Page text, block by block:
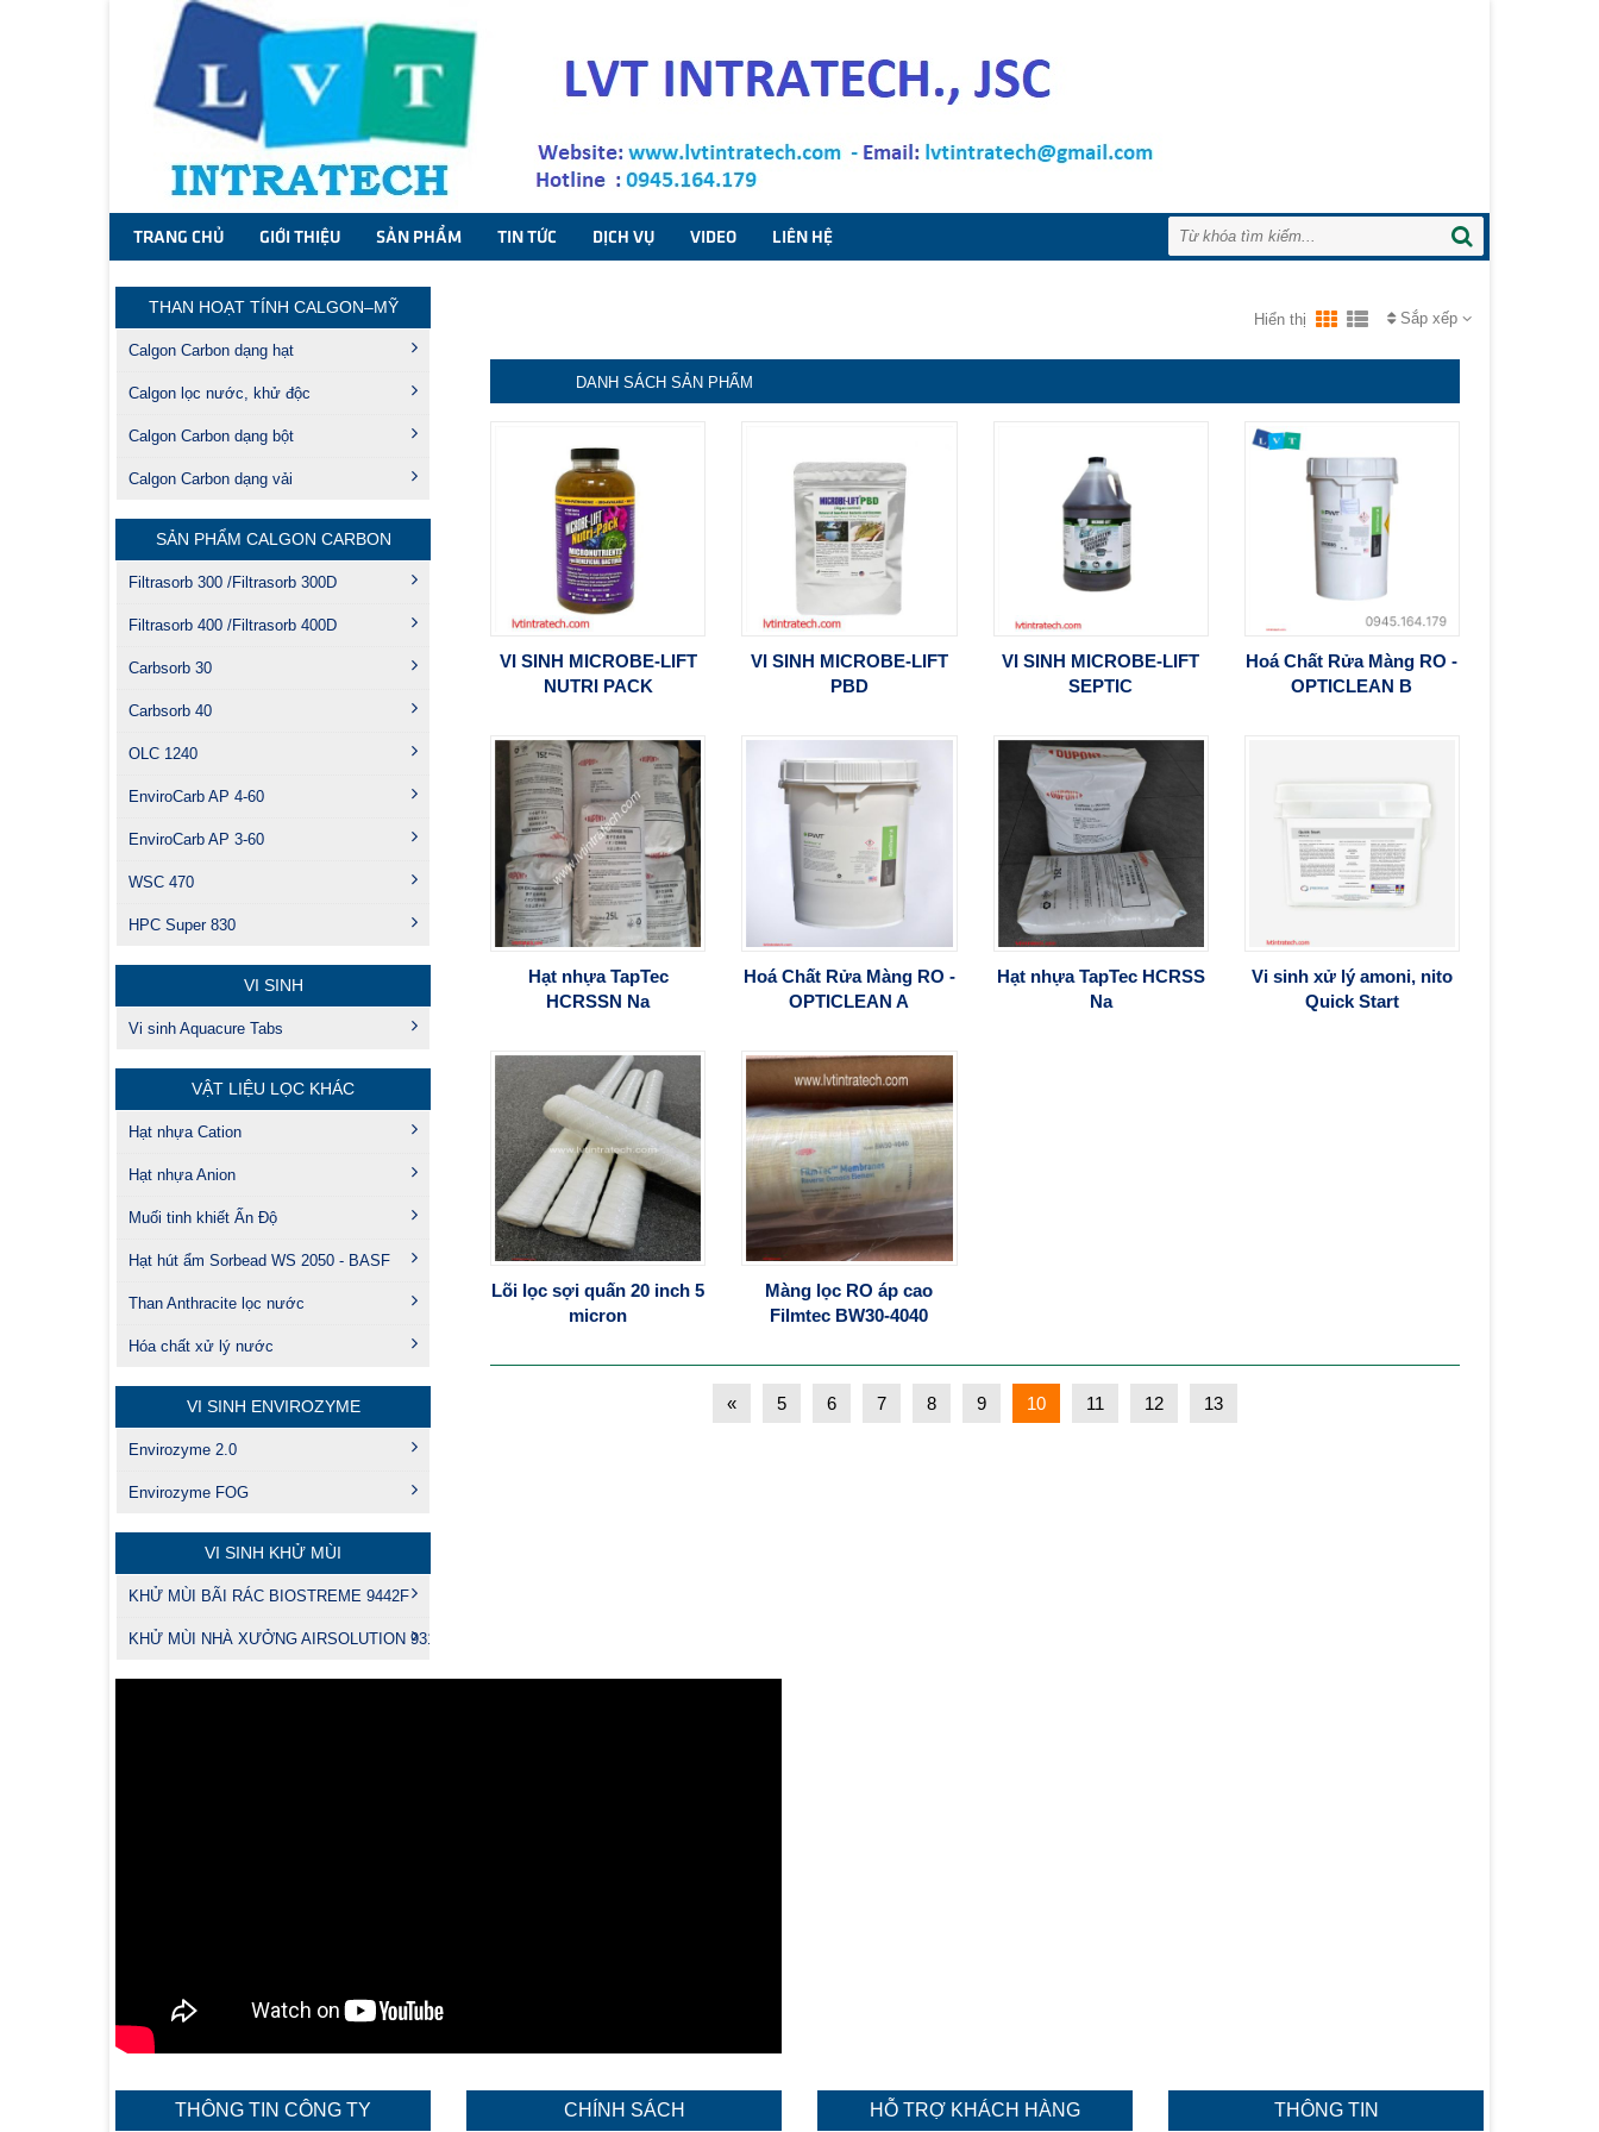
TRANG CHỦ GIỚI THIỆU SẢN PHẨM TIN TỨC DỊCH VỤ VIDEO LIÊN HỆ
THAN HOẠT TÍNH CALGON–MỸ
Calgon Carbon dạng hạt
Calgon lọc nước, khử độc
Calgon Carbon dạng bột
Calgon Carbon dạng vải
SẢN PHẨM CALGON CARBON
Filtrasorb 300 /Filtrasorb 300D
Filtrasorb 400 /Filtrasorb 400D
Carbsorb 30
Carbsorb 40
OLC 1240
EnviroCarb AP 4-60
EnviroCarb AP 3-60
WSC 470
HPC Super 830
VI SINH
Vi sinh Aquacure Tabs
VẬT LIỆU LỌC KHÁC
Hạt nhựa Cation
Hạt nhựa Anion
Muối tinh khiết Ấn Độ
Hạt hút ẩm Sorbead WS 2050 - BASF
Than Anthracite lọc nước
Hóa chất xử lý nước
VI SINH ENVIROZYME
Envirozyme 2.0
Envirozyme FOG
VI SINH KHỬ MÙI
KHỬ MÙI BÃI RÁC BIOSTREME 9442F
KHỬ MÙI NHÀ XƯỞNG AIRSOLUTION 9314
Sắp xếp
Hiển thị
DANH SÁCH SẢN PHẨM
VI SINH MICROBE-LIFT
NUTRI PACK
VI SINH MICROBE-LIFT
PBD
VI SINH MICROBE-LIFT
SEPTIC
Hoá Chất Rửa Màng RO -
OPTICLEAN B
Hạt nhựa TapTec
HCRSSN Na
Hoá Chất Rửa Màng RO -
OPTICLEAN A
Hạt nhựa TapTec HCRSS
Na
Vi sinh xử lý amoni, nito
Quick Start
Lõi lọc sợi quấn 20 inch 5
micron
Màng lọc RO áp cao
Filmtec BW30-4040
« 5 6 7 8 9 10 11 12 13
THÔNG TIN CÔNG TY CHÍNH SÁCH HỖ TRỢ KHÁCH HÀNG THÔNG TIN